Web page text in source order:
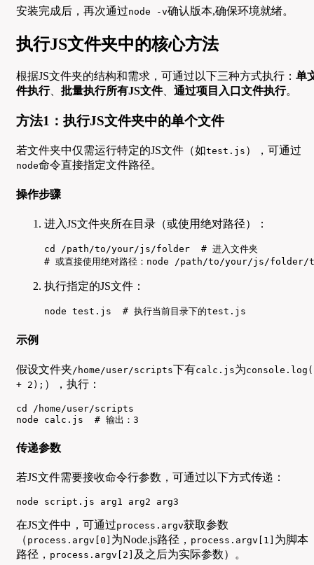
安装完成后，再次通过node -v确认版本,确保环境就绪。
执行JS文件夹中的核心方法
根据JS文件夹的结构和需求，可通过以下三种方式执行： 单
件执行、 批量执行所有JS文件、 通过项目入口文件执行。
方法1：执行JS文件夹中的单个文件
若文件夹中仅需运行特定的JS文件（如test.js ），可通过
node命令直接指定文件路径。
操作步骤
进入JS文件夹所在目录（或使用绝对路径）：
cd /path/to/your/js/folder  # 进入文件夹
# 或直接使用绝对路径：node /path/to/your/js/
执行指定的JS文件：
node test.js  # 执行当前目录下的test.js
示例
假设文件夹 /home/user/scripts下有calc.js为
+ 2); ），执行：
cd /home/user/scripts
node calc.js  # 输出：3
传递参数
若JS文件需要接收命令行参数，可通过以下方式传递：
node script.js arg1 arg2 arg3
在JS文件中，可通过process.argv获取参数
（ process.argv[0] 为Node.js路径， process.argv[1] 为脚本
路径， process.argv[2] 及之后为实际参数）。